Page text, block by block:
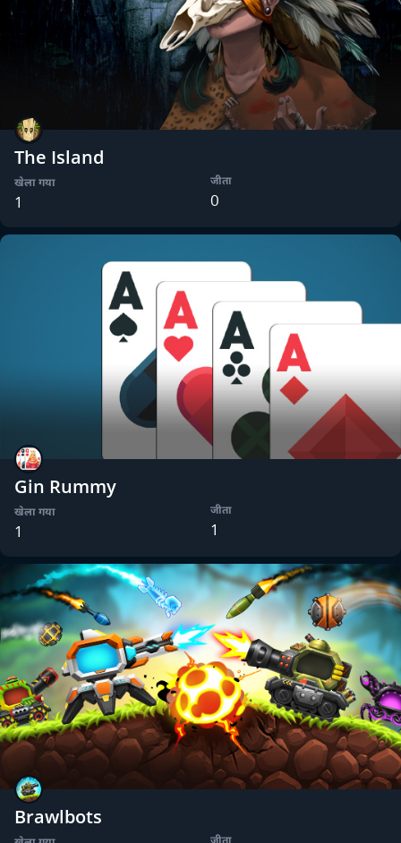
The Island
खेला गया
1
जीता
0
Gin Rummy
खेला गया
1
जीता
1
Brawlbots
जीता